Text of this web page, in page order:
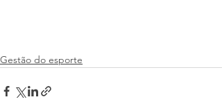
Gestão do esporte